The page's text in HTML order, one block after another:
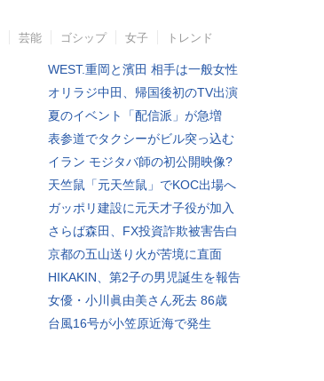
芸能 ゴシップ 女子 トレンド
WEST.重岡と濱田 相手は一般女性
オリラジ中田、帰国後初のTV出演
夏のイベント「配信派」が急増
表参道でタクシーがビル突っ込む
イラン モジタバ師の初公開映像?
天竺鼠「元天竺鼠」でKOC出場へ
ガッポリ建設に元天才子役が加入
さらば森田、FX投資詐欺被害告白
京都の五山送り火が苦境に直面
HIKAKIN、第2子の男児誕生を報告
女優・小川眞由美さん死去 86歳
台風16号が小笠原近海で発生